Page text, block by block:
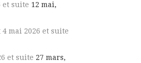
et suite 12 mai,
mai 2026 et suite
et suite 27 mars,